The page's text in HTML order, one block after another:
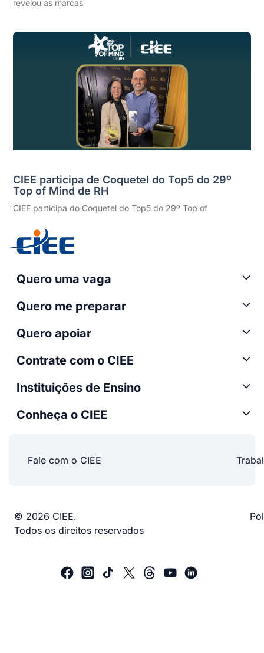
revelou as marcas
CIEE participa de Coquetel do Top5 do 29º
Top of Mind de RH
CIEE participa do Coquetel do Top5 do 29º Top of
Quero uma vaga
Quero me preparar
Quero apoiar
Contrate com o CIEE
Instituições de Ensino
Conheça o CIEE
Fale com o CIEE
© 2026 CIEE.
Todos os direitos reservados